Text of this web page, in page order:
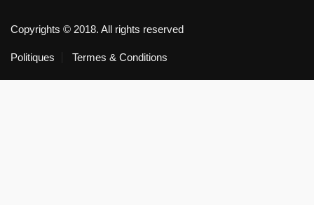
Copyrights © 2018. All rights reserved
Politiques Termes & Conditions